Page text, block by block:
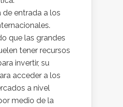
de entrada a los
que las grandes
tener recursos
invertir, su
acceder a los
a nivel
medio de la